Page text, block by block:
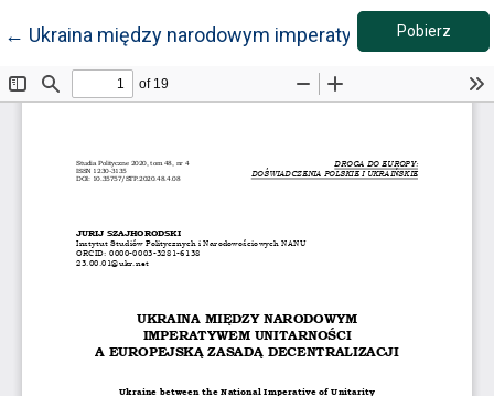
← Wróć do szczegółów artykułu
Ukraina między narodowym imperatywemPobierz